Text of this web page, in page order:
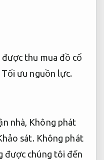
được thu mua đồ cổ
Tối ưu nguồn lực.
nhà, Không phát
sát. Không phát
được chúng tôi đến